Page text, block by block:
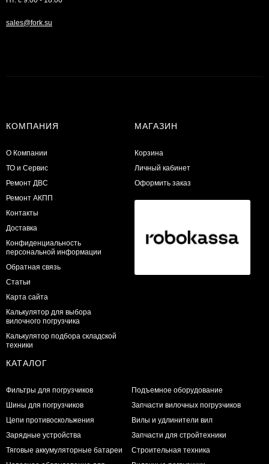
sales@fork.su
КОМПАНИЯ
О Компании
ТО и Сервис
​Ремонт ДВС
Ремонт АКПП
Контакты
Доставка
Конфиденциальность
персональной информации
Обратная связь
Статьи
Карта сайта
Калькулятор для выбора
вилочного погрузчика
Калькулятор подбора складской
техники
МАГАЗИН
Корзина
Личный кабинет
Оформить заказ
КАТАЛОГ
Фильтры для погрузчиков
Шины для погрузчиков
Цепи противоскольжения
Зарядные устройства
Тяговые аккумуляторные батареи
Подъемное оборудование
Запчасти вилочных погрузчиков
Вилы и удлинители вил
Запчасти для стройтехники
Строительная техника